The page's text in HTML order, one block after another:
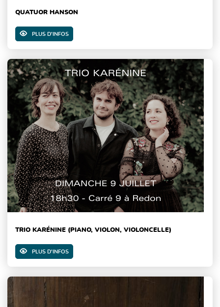
QUATUOR HANSON
PLUS D'INFOS
TRIO KARÉNINE (PIANO, VIOLON, VIOLONCELLE)
PLUS D'INFOS